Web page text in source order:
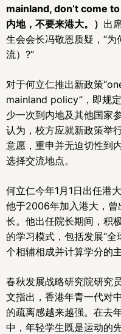
mainland, don’t come to
内地，不要来港大。） 出
生会会长冯敬恩质疑，“
流）?”
对于何立仁推出新政策
mainland policy”，即规
少一次到内地及其他国家
认为，校方应就新政策举
意愿，重申并无迫切性到
选择交流地点。
何立仁今年1月1日出任港
他于2006年加入港大，曾
长。他出任院长期间，积
的学习模式，包括发展“全
个相辅相成并计算学分的
春秋发展战略研究院研究
文指出，香港年青一代对
的疏离感越来越强。在去
中，年轻学生既是运动的